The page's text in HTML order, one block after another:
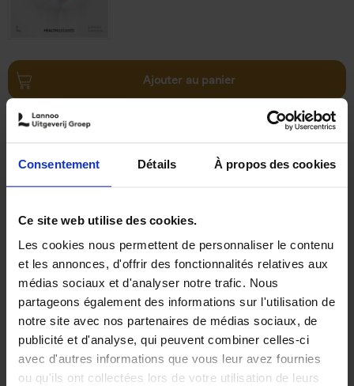
Consentement Détails À propos des cookies
Ce site web utilise des cookies.
Les cookies nous permettent de personnaliser le contenu
et les annonces, d'offrir des fonctionnalités relatives aux
médias sociaux et d'analyser notre trafic. Nous
partageons également des informations sur l'utilisation de
notre site avec nos partenaires de médias sociaux, de
publicité et d'analyse, qui peuvent combiner celles-ci
avec d'autres informations que vous leur avez fournies
ou qu'ils ont collectées lors de votre utilisation de leurs
Ajouter au panier
Operating With Positive
Impact (EN)
Axel Smits
Jochen Vincke
Couverture souple
2023 214
Ajouter au panier
Reward
Axel Smits
Bart Van den Bussche
Couverture souple
2024 222